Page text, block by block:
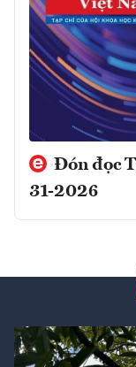
Đón đọc
31-2026